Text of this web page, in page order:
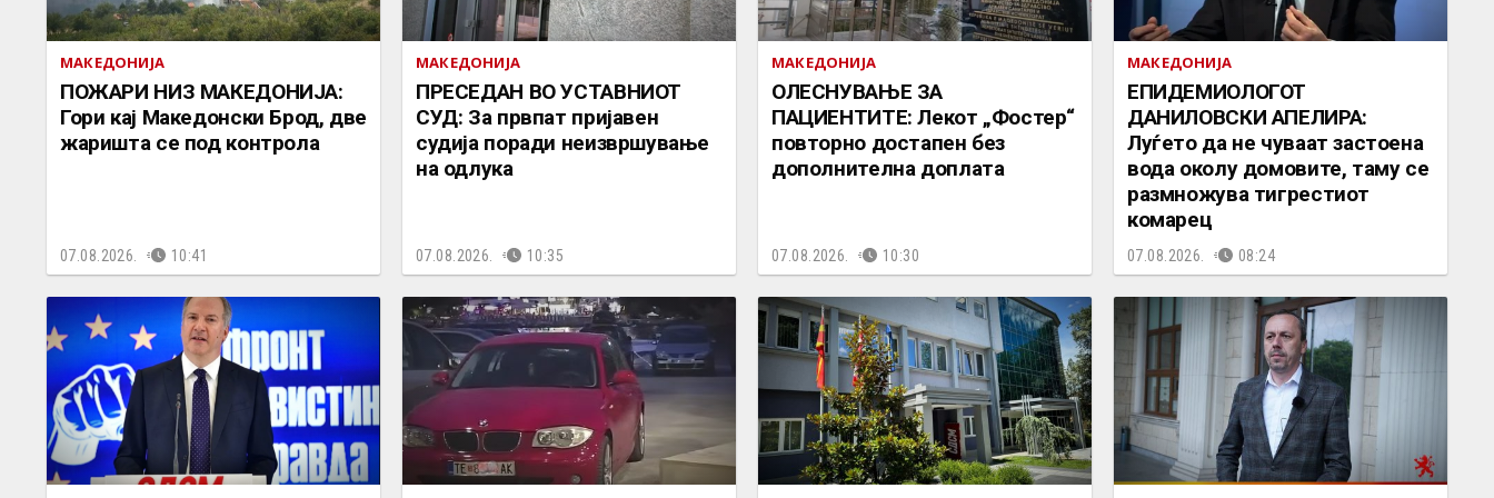
МАКЕДОНИЈА
ПОЖАРИ НИЗ МАКЕДОНИЈА:
Гори кај Македонски Брод, две
жаришта се под контрола
07.08.2026. 10:41
МАКЕДОНИЈА
ПРЕСЕДАН ВО УСТАВНИОТ
СУД: За првпат пријавен
судија поради неизвршување
на одлука
07.08.2026. 10:35
МАКЕДОНИЈА
ОЛЕСНУВАЊЕ ЗА
ПАЦИЕНТИТЕ: Лекот „Фостер“
повторно достапен без
дополнителна доплата
07.08.2026. 10:30
МАКЕДОНИЈА
EПИДЕМИОЛОГОТ
ДАНИЛОВСКИ АПЕЛИРА:
Луѓето да не чуваат застоена
вода околу домовите, таму се
размножува тигрестиот
комарец
07.08.2026. 08:24